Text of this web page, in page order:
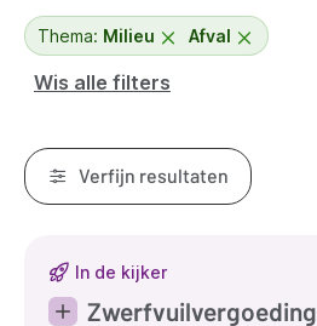
Thema: Milieu Afval
Wis alle filters
Verfijn resultaten
Resultaten
In de kijker
Zwerfvuilvergoeding